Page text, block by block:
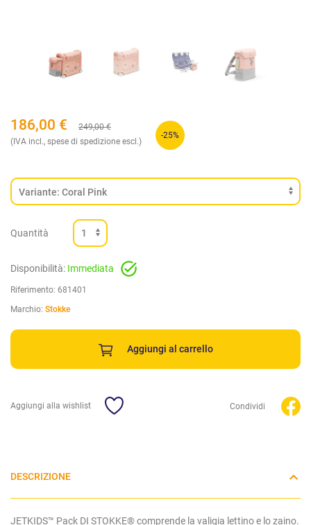
186,00 € 249,00€
(IVA incl., spese di spedizione escl.)
-25%
Quantità
Disponibilità: Immediata
Riferimento: 681401
Marchio: Stokke
Aggiungi al carrello
Aggiungi alla wishlist Condividi
DESCRIZIONE
JETKIDS™ Pack DI STOKKE® comprende la valigia lettino e lo zaino.